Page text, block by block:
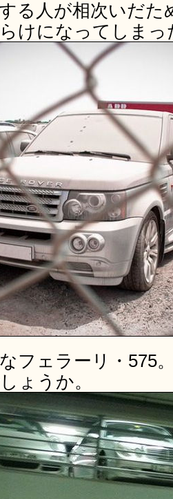
る人が相次いだた
けになってしま
フェラーリ・575
ょうか。